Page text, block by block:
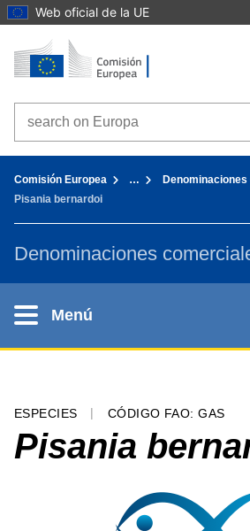
Web oficial de la UE
Ir al contenido
Inicio - Comisión Europea
Search on Europa websites
Comisión Europea …
Pisania bernardoi
Denominaciones
Menú
ESPECIES CÓDIGO FAO: GAS
Pisania